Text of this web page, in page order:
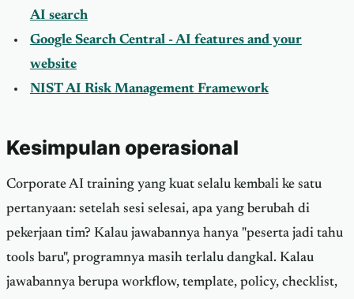
AI search
Google Search Central - AI features and your
website
NIST AI Risk Management Framework
Kesimpulan operasional
Corporate AI training yang kuat selalu kembali ke satu
pertanyaan: setelah sesi selesai, apa yang berubah di
pekerjaan tim? Kalau jawabannya hanya "peserta jadi tahu
tools baru", programnya masih terlalu dangkal. Kalau
jawabannya berupa workflow, template, policy, checklist,